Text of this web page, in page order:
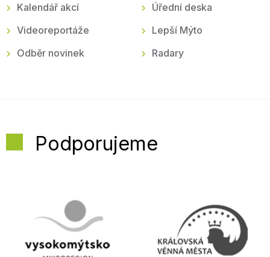
Kalendář akcí
Videoreportáže
Odběr novinek
Úřední deska
Lepší Mýto
Radary
Podporujeme